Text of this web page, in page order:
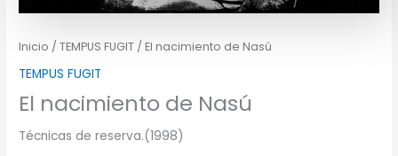
Inicio /TEMPUS FUGIT / El nacimiento de Nasú
TEMPUS FUGIT
El nacimiento de Nasú
Técnicas de reserva.(1998)